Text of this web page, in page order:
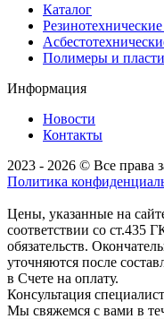
Каталог
Полимеры и
Информация
Новости
Контакты
2023 - 2026 © Все права
Политика
Цены, указанные на
соответствии со ст.435
обязательств.
уточняются после
в Счете на оплату.
Консультация
Мы свяжемся с вами в